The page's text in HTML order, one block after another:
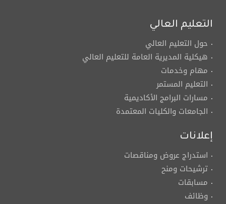
التعليم العالي
حول التعليم العالي
هيكلية المديرية العامة للتعليم العالي
مهام وخدمات
التعليم المستمر
مسارات البرامج الأكاديمية
الجامعات والكليات المعتمدة
إعلانات
استدراج عروض ومناقصات
ترشيحات ومنح
مسابقات
وظائف